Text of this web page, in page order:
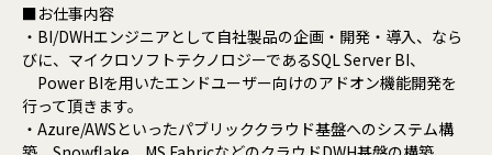
■お仕事内容
・BI/DWHエンジニアとして自社製品の企画・開発・導入、なら
びに、マイクロソフトテクノロジーであるSQL Server BI、
Power BIを用いたエンドユーザー向けのアドオン機能開発を
行って頂きます。
・Azure/AWSといったパブリッククラウド基盤へのシステム構